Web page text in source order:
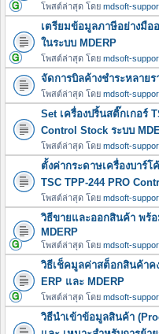
โพสต์ล่าสุด โดย mdsoft-
เตรียมข้อมูลภาษีอย่างมือ
ในระบบ MDERP
โพสต์ล่าสุด โดย mdsoft-
จัดการบิลค้างชำระหลาย
โพสต์ล่าสุด โดย mdsoft-
Set เครื่องปริ้นสติ๊กเกอร์
Control Stock ระบบ
โพสต์ล่าสุด โดย mdsoft-
ตั้งค่ากระดาษเครื่องบาร์โ
TSC TPP-244 PRO
โพสต์ล่าสุด โดย mdsoft-
วิธีขายและออกสินค้า พร้
MDERP
โพสต์ล่าสุด โดย mdsoft-
วิธีเช็คมูลค่าสต็อกสินค้า
ERP และ MDERP
โพสต์ล่าสุด โดย mdsoft-
วิธีนำเข้าข้อมูลสินค้า